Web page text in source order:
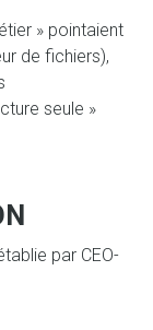
» pointaient
de fichiers),
seule »
par CEO-